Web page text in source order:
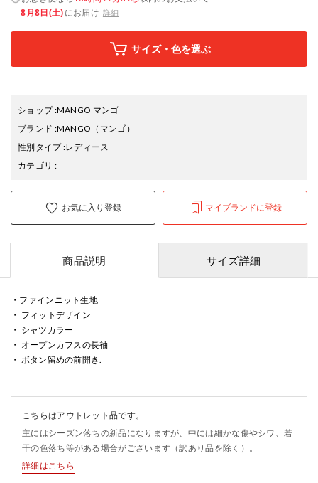
8月8日(土)にお届け 詳細
サイズ・色を選ぶ
ショップ:MANGO マンゴ
ブランド :MANGO （マンゴ）
性別タイプ:レディース
カテゴリ :
お気に入り登録 マイブランドに登録
商品説明 サイズ詳細
・ファインニット生地
・ フィットデザイン
・ シャツカラー
・ オープンカフスの長袖
・ ボタン留めの前開き.
こちらはアウトレット品です。
主にはシーズン落ちの新品になりますが、中には細かな傷やシワ、若
干の色落ち等がある場合がございます（訳あり品を除く）。
詳細はこちら